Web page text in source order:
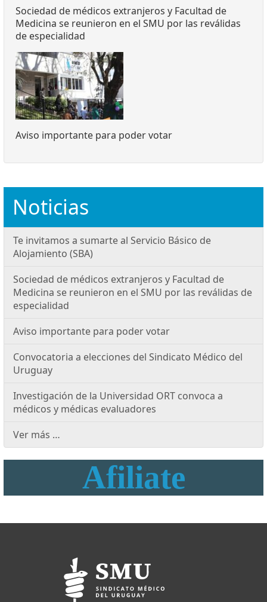
Sociedad de médicos extranjeros y Facultad de
Medicina se reunieron en el SMU por las reválidas
de especialidad
Aviso importante para poder votar
Noticias
Te invitamos a sumarte al Servicio Básico de
Alojamiento (SBA)
Sociedad de médicos extranjeros y Facultad de
Medicina se reunieron en el SMU por las reválidas de
especialidad
Aviso importante para poder votar
Convocatoria a elecciones del Sindicato Médico del
Uruguay
Investigación de la Universidad ORT convoca a
médicos y médicas evaluadores
Ver más …
Afiliate